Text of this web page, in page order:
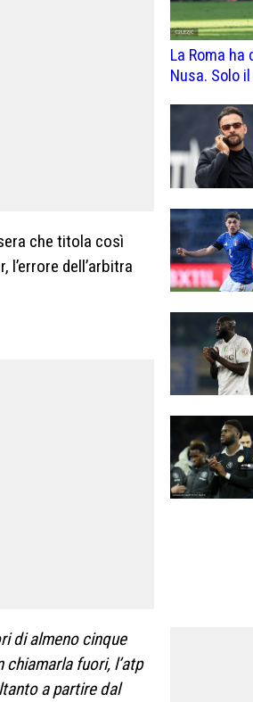
che titola così
dell’arbitra
di almeno cinque
fuori, l’atp
a partire dal
La Roma
Nusa. Solo